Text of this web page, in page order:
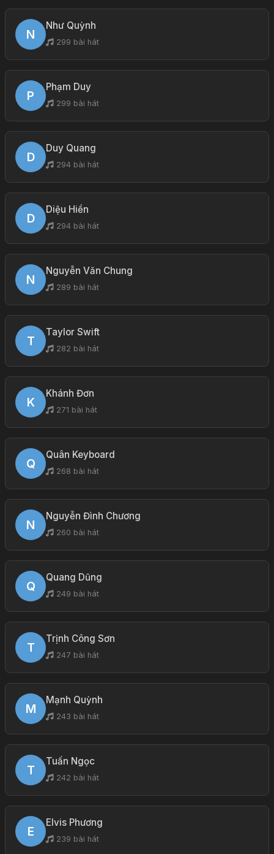
N
Như Quỳnh
299 bài hát
P
Phạm Duy
299 bài hát
D
Duy Quang
294 bài hát
D
Diệu Hiền
294 bài hát
N
Nguyễn Văn Chung
289 bài hát
T
Taylor Swift
282 bài hát
K
Khánh Đơn
271 bài hát
Q
Quân Keyboard
268 bài hát
N
Nguyễn Đình Chương
260 bài hát
Q
Quang Dũng
249 bài hát
T
Trịnh Công Sơn
247 bài hát
M
Mạnh Quỳnh
243 bài hát
T
Tuấn Ngọc
242 bài hát
E
Elvis Phương
239 bài hát